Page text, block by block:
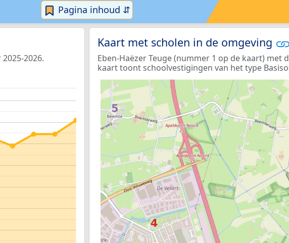
Pagina inhoud ⇵
2026.
Kaart met scholen in de omgeving
Eben-Haëzer Teuge (nummer 1 op de kaart) met
kaart toont schoolvestigingen van het type